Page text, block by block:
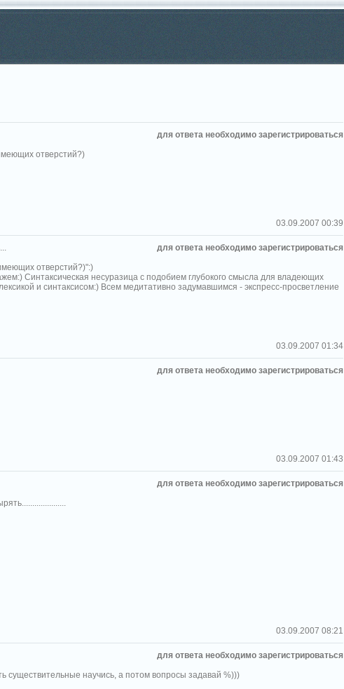
для ответа необходимо зарегистрироваться
отверстий?)
03.09.2007 00:39
для ответа необходимо зарегистрироваться
отверстий?)":)
Синтаксическая несуразица с подобием глубокого смысла для владеющих
и синтаксисом:) Всем медитативно задумавшимся - экспресс-просветление
03.09.2007 01:34
для ответа необходимо зарегистрироваться
03.09.2007 01:43
для ответа необходимо зарегистрироваться
03.09.2007 08:21
для ответа необходимо зарегистрироваться
существительные научись, а потом вопросы задавай %)))